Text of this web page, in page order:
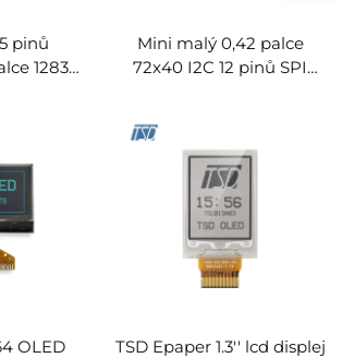
pinů
12832
Mini malý 0,42 palce
72x40 I2C 12 pinů SPI
OLED
TSD Epaper 1.3'' lcd displej